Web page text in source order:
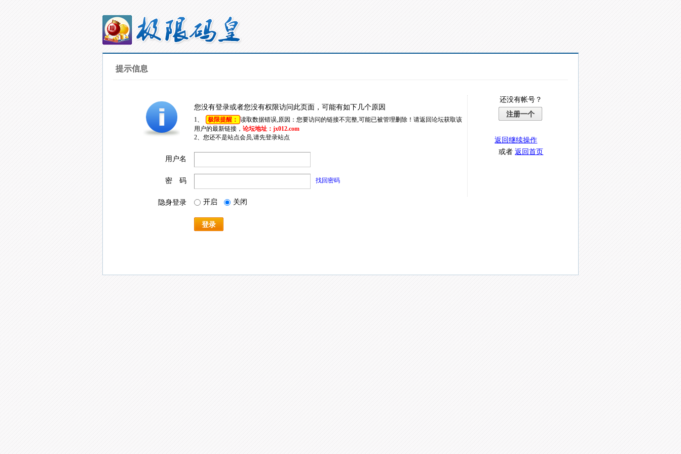
提示信息
您没有登录或者您没有权限访问此页面，可能有如下几个原因
1、 极限提醒： 读取数据错误,原因：您要访问的链接不完整,可能已被管理删除！请返回论坛获取该
用户的最新链接， 论坛地址：jx012.com
2、您还不是站点会员,请先登录站点
用户名
密 码 找回密码
隐身登录 开启 关闭
登录
还没有帐号？
注册一个
返回继续操作
或者返回首页